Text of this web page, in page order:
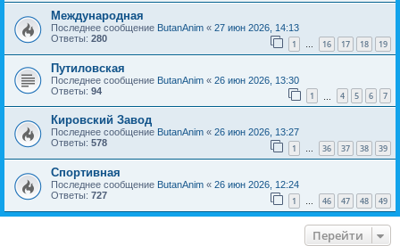
Международная
Последнее сообщение ButanAnim « 27 июн 2026, 14:13
Ответы: 280 1 … 16 17 18 19
Путиловская
Последнее сообщение ButanAnim « 26 июн 2026, 13:30
Ответы: 94 1 4 5 6 7
Кировский Завод
Последнее сообщение ButanAnim « 26 июн 2026, 13:27
Ответы: 578 1 … 36 37 38 39
Спортивная
Последнее сообщение ButanAnim « 26 июн 2026, 12:24
Ответы: 727 1 46 47 48 49
Перейти